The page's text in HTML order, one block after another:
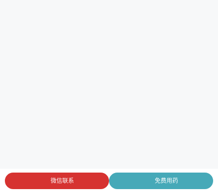
微信联系 免费用药